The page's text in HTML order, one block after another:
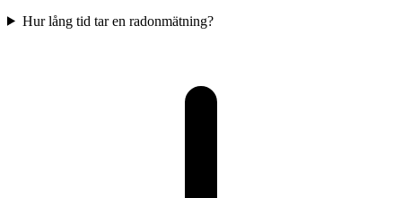
Hur lång tid tar en radonmätning?